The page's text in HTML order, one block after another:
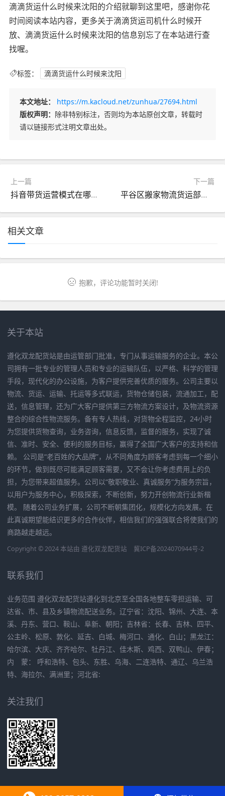
滴滴货运什么时候来沈阳的介绍就聊到这里吧，感谢你花
时间阅读本站内容，更多关于滴滴货运司机什么时候开
放、滴滴货运什么时候来沈阳的信息别忘了在本站进行查
找喔。
标签： 滴滴货运什么时候来沈阳
本文地址：
https://m.kacloud.net/zunhua/27694.html
版权声明： 除非特别标注，否则均为本站原创文章，转载时
请以链接形式注明文章出处。
上一篇
抖音带货运营模式在哪看（抖音带货的运营模式）
下一篇
平谷区搬家物流货运部电话（平谷区搬家公司电话）
相关文章
抱歉，评论功能暂时关闭!
关于本站
遵化双龙配货站是由运管部门批准，专门从事运输服务的企业。本公
司拥有一批专业的管理人员和专业的运输队伍，以严格、科学的管理
手段，现代化的办公设施，为客户提供完善优质的服务。公司主要以
物流、货运、运输、托运等多式联运，货物仓储包装，流通加工，配
送，信息管理，还为广大客户提供第三方物流方案设计，及物流资源
整合的综合性物流服务。备有专人热线，对货物全程监控，24小时
为您提供货物查询，业务咨询，信息反馈，监督的服务，实现了诚
信、准时、安全、便利的服务目标，赢得了全国广大客户的支持和信
赖。 公司是“老百姓的大品牌”，从不同角度为顾客考虑到每一个细小
的环节，做到既尽可能满足顾客需要，又不会让你考虑费用上的负
担，为您带来超值服务。公司以“敬职敬业、真诚服务”为服务宗旨，
以用户为服务中心，积极探索，不断创新，努力开创物流行业新楷
模。 随着公司业务扩展，公司不断朝集团化，规模化方向发展。在
此真诚期望能结识更多的合作伙伴，相信我们的强强联合将使我们的
商路越走越远。
Copyright © 2024 本站由 遵化双龙配货站 冀ICP备2024070944号-2
联系我们
业务范围 遵化双龙配货站遵化到北京至全国各地整车零担运输、可
达省、市、县及乡镇物流配送业务。辽宁省：沈阳、锦州、大连、本
溪、丹东、营口、鞍山、阜新、朝阳；吉林省：长春、吉林、四平、
公主岭、松原、敦化、延吉、白城、梅河口、通化、白山；黑龙江：
哈尔滨、大庆、齐齐哈尔、牡丹江、佳木斯、鸡西、双鸭山、伊春；
内 蒙： 呼和浩特、包头、东胜、乌海、二连浩特、通辽、乌兰浩
特、海拉尔、满洲里；河北省:
关注我们